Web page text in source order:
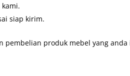
siap kirim.
pembelian produk mebel yang